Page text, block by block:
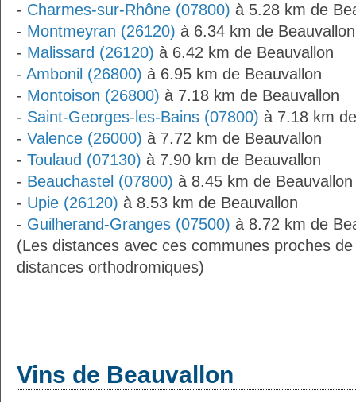
- Charmes-sur-Rhône (07800) à 5.28 km de
- Montmeyran (26120) à 6.34 km de Beauvallon
- Malissard (26120) à 6.42 km de Beauvallon
- Ambonil (26800) à 6.95 km de Beauvallon
- Montoison (26800) à 7.18 km de Beauvallon
- Saint-Georges-les-Bains (07800) à 7.18 km
- Valence (26000) à 7.72 km de Beauvallon
- Toulaud (07130) à 7.90 km de Beauvallon
- Beauchastel (07800) à 8.45 km de Beauvallon
- Upie (26120) à 8.53 km de Beauvallon
- Guilherand-Granges (07500) à 8.72 km de
(Les distances avec ces communes proches
distances orthodromiques)
Vins de Beauvallon